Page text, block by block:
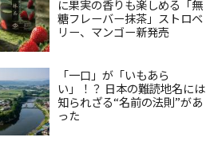
に果実の香りも楽しめる「無
糖フレーバー抹茶」ストロベ
リー、マンゴー新発売
「一口」が「いもあら
い」！？ 日本の難読地名には
知られざる“名前の法則”があ
った